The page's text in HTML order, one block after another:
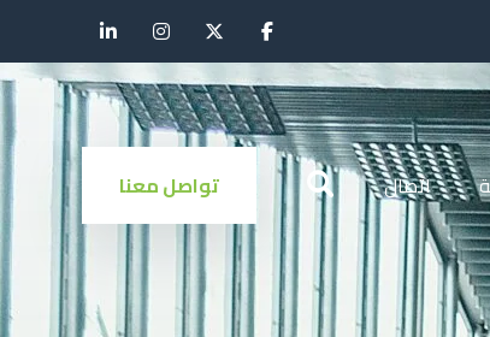
تواصل معنا اتصال